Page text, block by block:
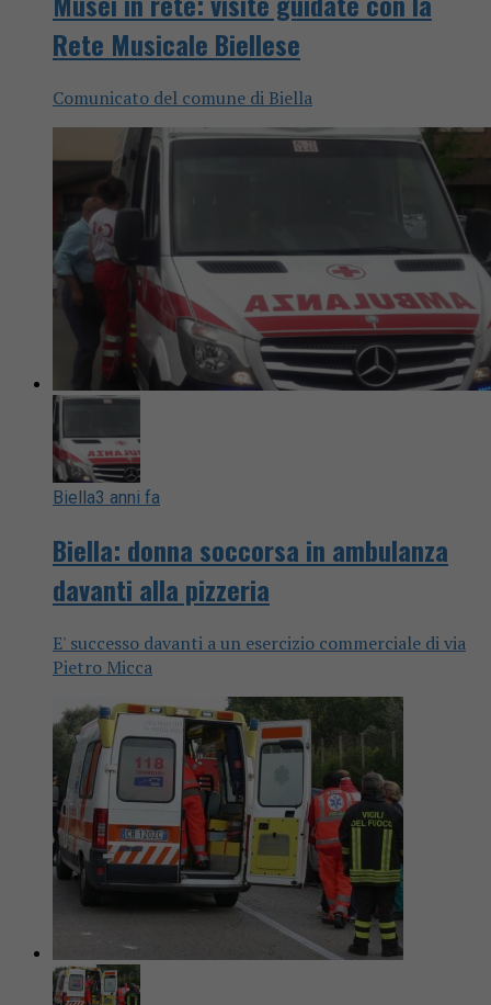
Rete Musicale Biellese
Comunicato del comune di Biella
Biella3 anni fa
Biella: donna soccorsa in ambulanza
davanti alla pizzeria
E' successo davanti a un esercizio commerciale di via
Pietro Micca